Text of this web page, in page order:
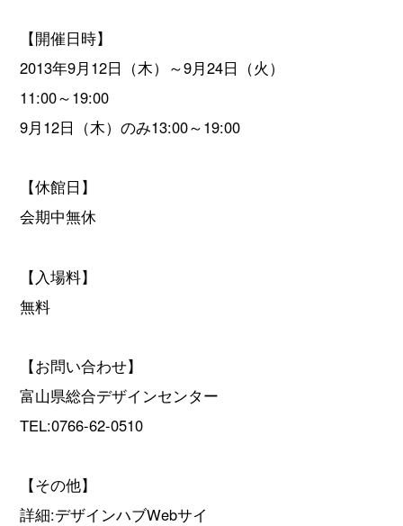
【開催日時】
2013年9月12日（木）～9月24日（火）
11:00～19:00
9月12日（木）のみ13:00～19:00
【休館日】
会期中無休
【入場料】
無料
【お問い合わせ】
富山県総合デザインセンター
TEL:0766-62-0510
【その他】
詳細:デザインハブWebサイ